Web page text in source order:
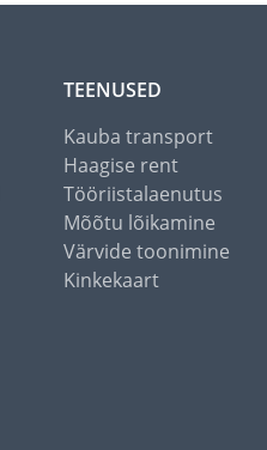
TEENUSED
Kauba transport
Haagise rent
Tööriistalaenutus
Mõõtu lõikamine
Värvide toonimine
Kinkekaart